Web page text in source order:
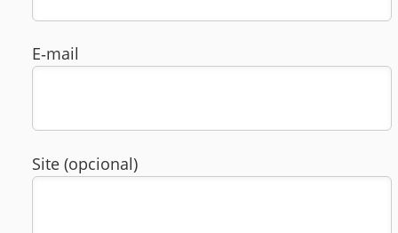
E‑mail
Site (opcional)